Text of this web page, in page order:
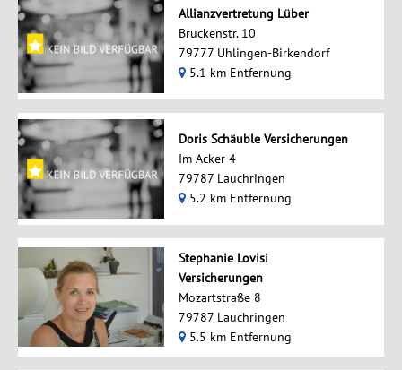
Allianzvertretung Lüber
Brückenstr. 10
79777 Ühlingen-Birkendorf
5.1 km Entfernung
Doris Schäuble Versicherungen
Im Acker 4
79787 Lauchringen
5.2 km Entfernung
Stephanie Lovisi
Versicherungen
Mozartstraße 8
79787 Lauchringen
5.5 km Entfernung